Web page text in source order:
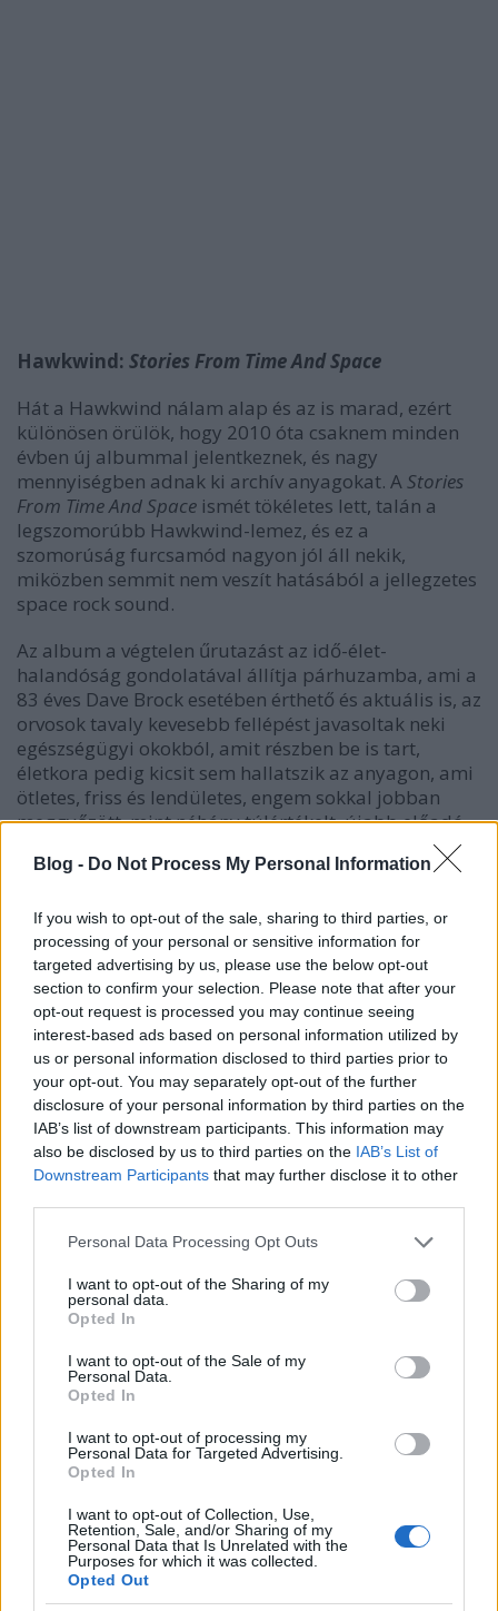
Blog - Do Not Process My Personal Information
If you wish to opt-out of the sale, sharing to third parties, or
processing of your personal or sensitive information for
targeted advertising by us, please use the below opt-out
section to confirm your selection. Please note that after your
opt-out request is processed you may continue seeing
interest-based ads based on personal information utilized by
us or personal information disclosed to third parties prior to
your opt-out. You may separately opt-out of the further
disclosure of your personal information by third parties on the
IAB’s list of downstream participants. This information may
also be disclosed by us to third parties on the IAB’s List of
Downstream Participants that may further disclose it to other
Please note that this website/app uses one or more Google
not limited to your visit or usage behaviour. You may click to
grant or deny consent to Google and its third-party tags to
use your data for below specified purposes in below Google
consent section.
Personal Data Processing Opt Outs
I want to opt-out of the Sharing of my
personal data.
Opted In
I want to opt-out of the Sale of my
Personal Data.
Opted In
I want to opt-out of processing my
Personal Data for Targeted Advertising.
Opted In
I want to opt-out of Collection, Use,
Retention, Sale, and/or Sharing of my
Personal Data that Is Unrelated with the
Purposes for which it was collected.
Opted Out
Hawkwind: Stories From Time And Space
Hát a Hawkwind nálam alap és az is marad, ezért
különösen örülök, hogy 2010 óta csaknem minden
évben új albummal jelentkeznek, és nagy
mennyiségben adnak ki archív anyagokat. A Stories
From Time And Space ismét tökéletes lett, talán a
legszomorúbb Hawkwind-lemez, és ez a
szomorúság furcsamód nagyon jól áll nekik,
miközben semmit nem veszít hatásából a jellegzetes
space rock sound.
Az album a végtelen űrutazást az idő-élet-
halandóság gondolatával állítja párhuzamba, ami a
83 éves Dave Brock esetében érthető és aktuális is, az
orvosok tavaly kevesebb fellépést javasoltak neki
egészségügyi okokból, amit részben be is tart,
életkora pedig kicsit sem hallatszik az anyagon, ami
ötletes, friss és lendületes, engem sokkal jobban
meggyőzött, mint néhány túlértékelt, újabb előadó.
Hawkwind cucc jöjjön ki, tripla albumon
Albert Hallban adott koncertjüket egy, a próbákon
és a soundchecken felvett bónusz anyaggal
megfejelve. Mivel ezen a bulin volt szerencsénk
személyesen is részt venni, hatalmas öröm újra
hallani és átélni az eseményt. Hawkwind forever!